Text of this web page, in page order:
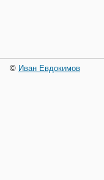
© Иван Евдокимов